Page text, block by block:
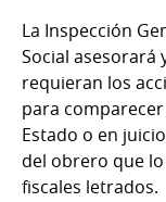
La Inspección
Social asesorará
requieran los
para
Estado o en
del obrero que
fiscales letrados.